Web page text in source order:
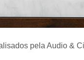
pela Audio &